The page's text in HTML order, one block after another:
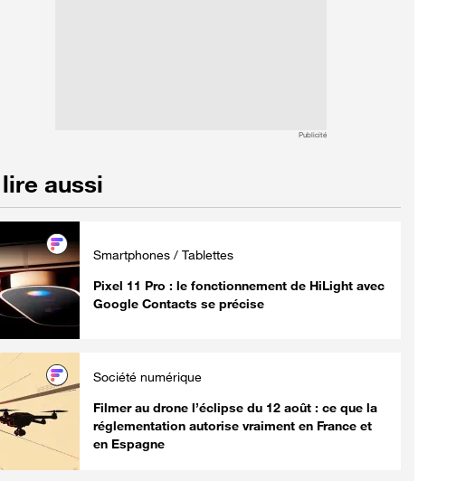
Publicité
aussi
Smartphones / Tablettes
Pixel 11 Pro : le fonctionnement de HiLight avec
Google Contacts se précise
Société numérique
Filmer au drone l’éclipse du 12 août : ce que la
réglementation autorise vraiment en France et
en Espagne